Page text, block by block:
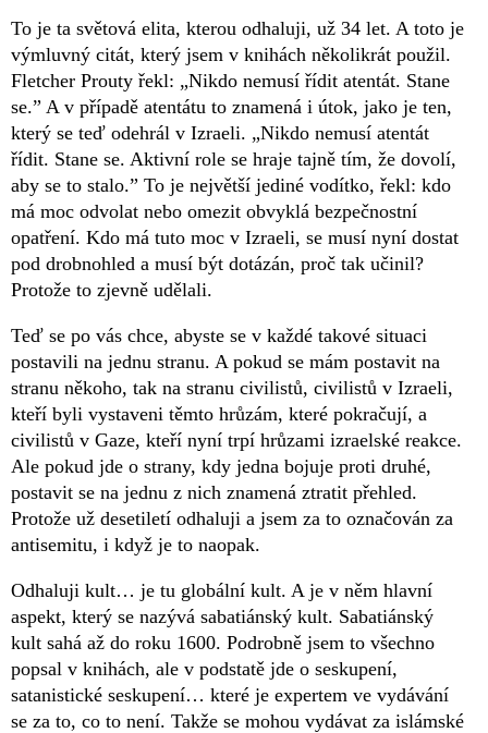
To je ta světová elita, kterou odhaluji, už 34 let. A toto je
výmluvný citát, který jsem v knihách několikrát použil.
Fletcher Prouty řekl: „Nikdo nemusí řídit atentát. Stane
se.” A v případě atentátu to znamená i útok, jako je ten,
který se teď odehrál v Izraeli. „Nikdo nemusí atentát
řídit. Stane se. Aktivní role se hraje tajně tím, že dovolí,
aby se to stalo.” To je největší jediné vodítko, řekl: kdo
má moc odvolat nebo omezit obvyklá bezpečnostní
opatření. Kdo má tuto moc v Izraeli, se musí nyní dostat
pod drobnohled a musí být dotázán, proč tak učinil?
Protože to zjevně udělali.
Teď se po vás chce, abyste se v každé takové situaci
postavili na jednu stranu. A pokud se mám postavit na
stranu někoho, tak na stranu civilistů, civilistů v Izraeli,
kteří byli vystaveni těmto hrůzám, které pokračují, a
civilistů v Gaze, kteří nyní trpí hrůzami izraelské reakce.
Ale pokud jde o strany, kdy jedna bojuje proti druhé,
postavit se na jednu z nich znamená ztratit přehled.
Protože už desetiletí odhaluji a jsem za to označován za
antisemitu, i když je to naopak.
Odhaluji kult… je tu globální kult. A je v něm hlavní
aspekt, který se nazývá sabatiánský kult. Sabatiánský
kult sahá až do roku 1600. Podrobně jsem to všechno
popsal v knihách, ale v podstatě jde o seskupení,
satanistické seskupení… které je expertem ve vydávání
se za to, co to není. Takže se mohou vydávat za islámské